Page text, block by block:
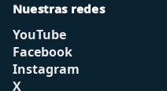
Nuestras redes
YouTube
Facebook
Instagram
X